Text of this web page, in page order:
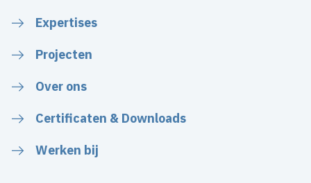
Expertises
Projecten
Over ons
Certificaten & Downloads
Werken bij